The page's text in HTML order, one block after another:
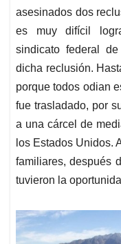
asesinados dos
es muy difícil
sindicato federal
dicha reclusión.
porque todos odian
fue trasladado, por
a una cárcel de
los Estados Unidos.
familiares, después
tuvieron la